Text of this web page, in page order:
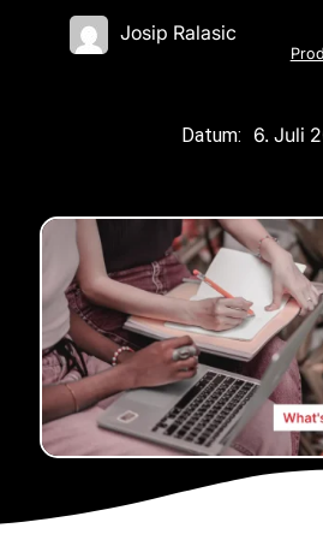
Josip Ralasic
Datum: 6. Juli